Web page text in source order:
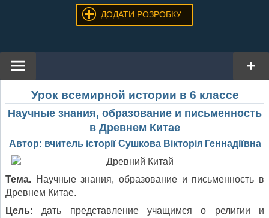
ДОДАТИ РОЗРОБКУ
Урок всемирной истории в 6 классе
Научные знания, образование и письменность
в Древнем Китае
Автор: вчитель історії Сушкова Вікторія Геннадіївна
Тема. Научные знания, образование и письменность в
Древнем Китае.
Цель: дать представление учащимся о религии и